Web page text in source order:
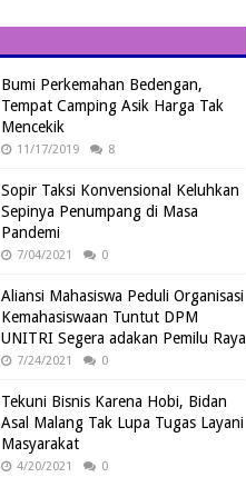
Bumi Perkemahan Bedengan,
Tempat Camping Asik Harga Tak
Mencekik
11/17/2019 8
Sopir Taksi Konvensional Keluhkan
Sepinya Penumpang di Masa
Pandemi
7/04/2021 0
Aliansi Mahasiswa Peduli Organisasi
Kemahasiswaan Tuntut DPM
UNITRI Segera adakan Pemilu Raya
7/24/2021 0
Tekuni Bisnis Karena Hobi, Bidan
Asal Malang Tak Lupa Tugas Layani
Masyarakat
4/20/2021 0